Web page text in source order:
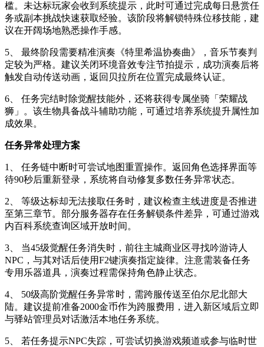
槛。未达标玩家会收到系统提示，此时可通过完成每日悬赏任
务或副本挑战快速获取经验。该阶段将解锁特殊位移技能，建
议在开阔场地熟悉操作手感。
5、 最终阶段需要精准演奏《特里希温协奏曲》，音乐节奏判
定较为严格。建议关闭环境音效专注节拍提示，成功演奏后将
触发自动传送动画，返回贝拉所在位置完成最终认证。
6、 任务完结时除觉醒技能外，还将获得专属坐骑「荣耀战
狮」。该生物具备战斗辅助功能，可通过培养系统提升属性加
成效果。
任务异常处理方案
1、 任务链中断时可尝试地图重置操作。返回角色选择界面等
待90秒后重新登录，系统将自动修复多数任务异常状态。
2、 等级达标却无法接取任务时，建议检查主线进度是否推进
至第三章节。部分服务器存在任务解锁条件差异，可通过游戏
内百科系统查询区域开放时间。
3、 当45级觉醒任务消失时，前往主城商业区寻找吟游诗人
NPC，与其对话后使用F2键演奏指定旋律。注意需装备任务
专用乐器道具，演奏过程需保持角色静止状态。
4、 50级高阶觉醒任务异常时，需跨服传送至伯尔尼北部大
陆。建议提前准备2000金币作为跨服费用，进入新区域后立即
与驿站管理员对话激活本地任务系统。
5、 若任务提示NPC失踪，可尝试切换游戏频道或参与临时世